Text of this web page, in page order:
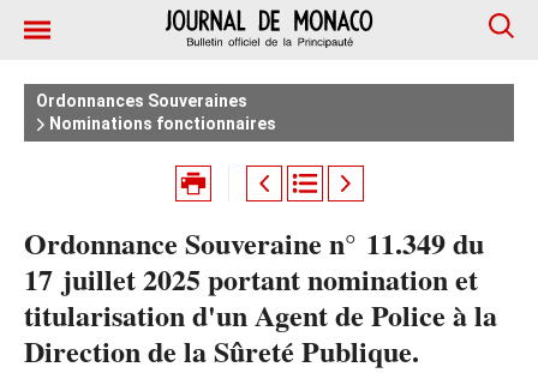
Ordonnances Souveraines
Nominations fonctionnaires
Ordonnance Souveraine n° 11.349 du
17 juillet 2025 portant nomination et
titularisation d'un Agent de Police à la
Direction de la Sûreté Publique.